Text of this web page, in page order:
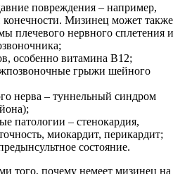
повреждения – например,
Мизинец может также
плечевого нервного сплетения и
особенно витамина В12;
грыжи шейного
нерва – туннельный синдром
патологии – стенокардия,
миокардит, перикардит;
состояние.
того, почему немеет мизинец на